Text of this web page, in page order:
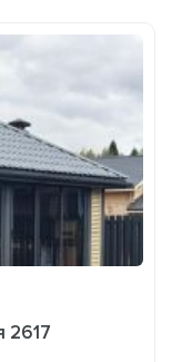
2617